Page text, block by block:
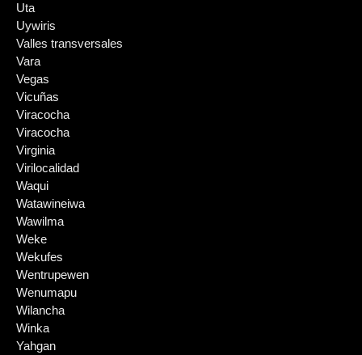
Uta
Uywiris
Valles transversales
Vara
Vegas
Vicuñas
Viracocha
Viracocha
Virginia
Virilocalidad
Waqui
Watawineiwa
Wawilma
Weke
Wekufes
Wentrupewen
Wenumapu
Wilancha
Winka
Yahgan